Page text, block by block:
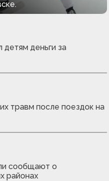
детям деньги за
травм после поездок на
сообщают о
районах